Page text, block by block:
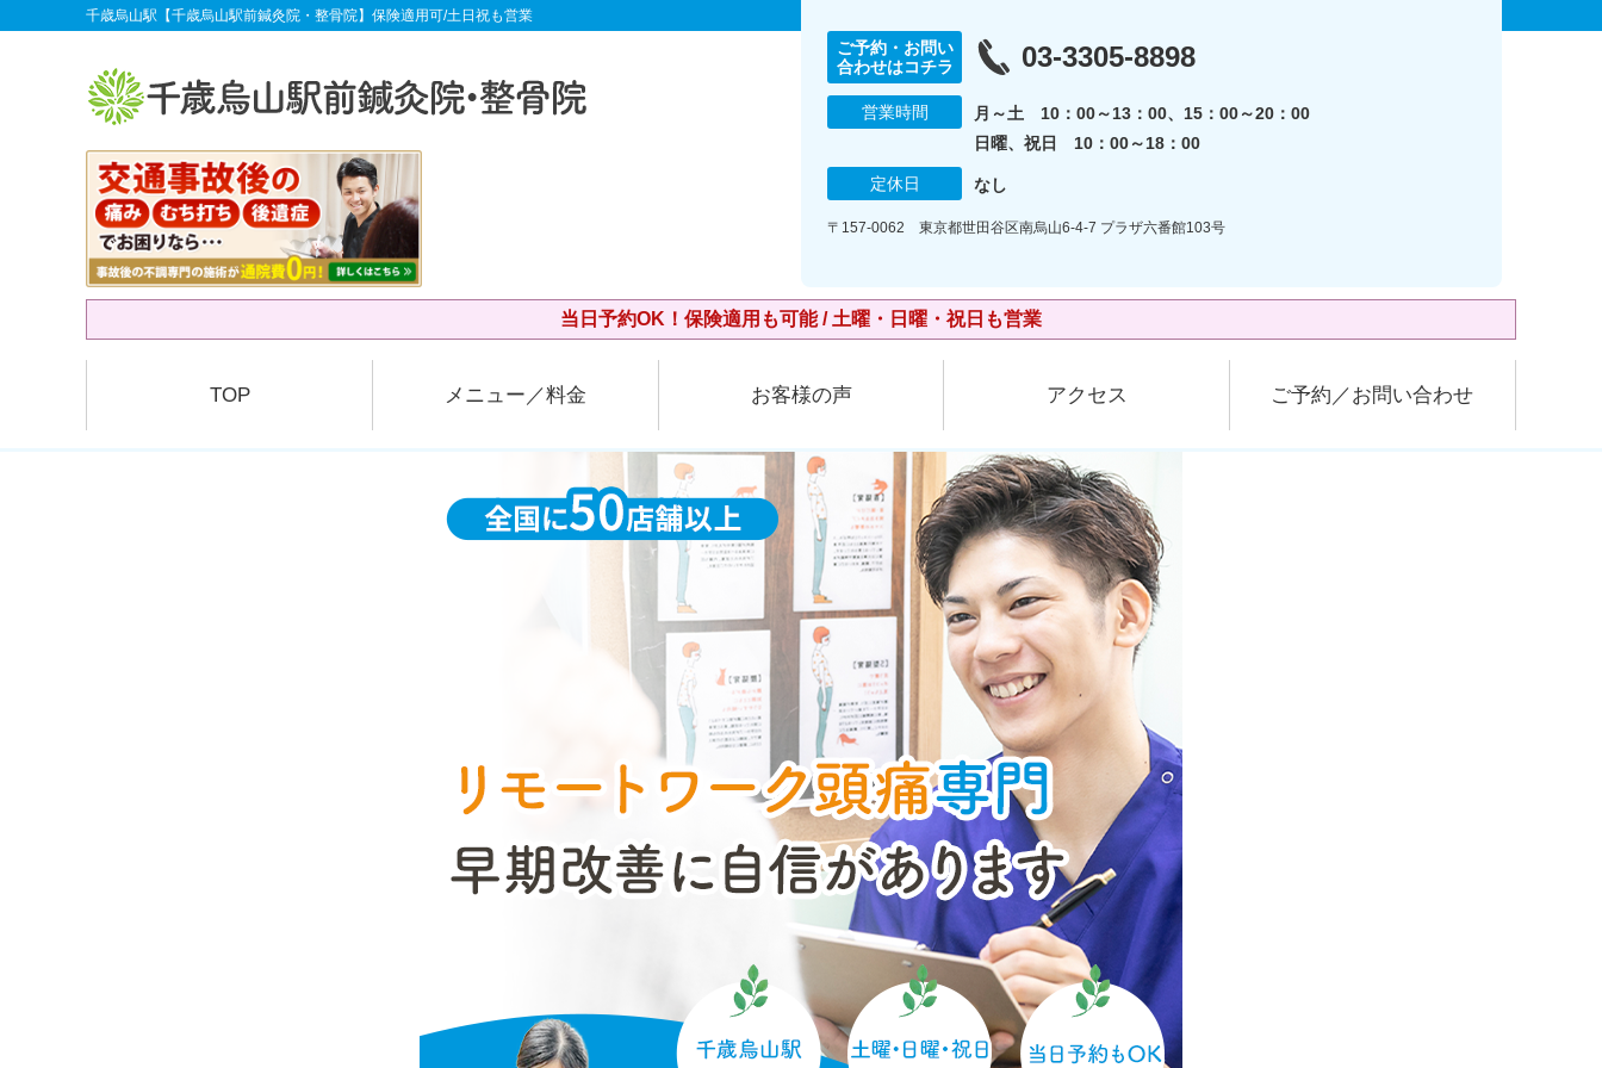
千歳烏山駅【千歳烏山駅前鍼灸院・整骨院】保険適用可/土日祝も営業
ご予約・お問い
合わせはコチラ
03-3305-8898
営業時間
月～土 10：00～13：00、15：00～20：00
日曜、祝日 10：00～18：00
定休日 なし
〒157-0062 東京都世田谷区南烏山6-4-7 プラザ六番館103号
当日予約OK！保険適用も可能 / 土曜・日曜・祝日も営業
TOP メニュー／料金 お客様の声 アクセス ご予約／お問い合わせ